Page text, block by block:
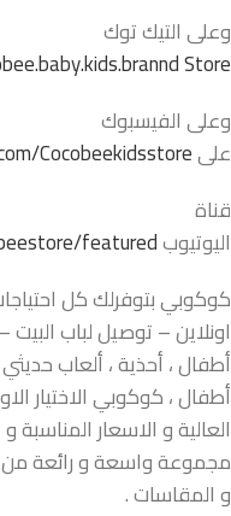
وعلى التيك توك
Store
وعلى الفيسبوك
علىCocobeekidsstore/
قناة
اليوتيوبfeatured
كوكوبي بتوفرلك كل
اونلاين – توصيل لباب
أطفال ، أحذية ، ألعاب
أطفال ، كوكوبي الاختيار
العالية و الاسعار المناسبة
مجموعة واسعة و رائعة من
و المقاسات .